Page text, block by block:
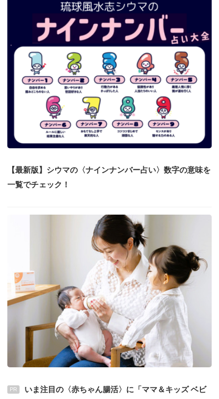
【最新版】シウマの〈ナインナンバー占い〉数字の意味を
一覧でチェック！
PR
いま注目の〈赤ちゃん腸活〉に「ママ＆キッズ ベビ